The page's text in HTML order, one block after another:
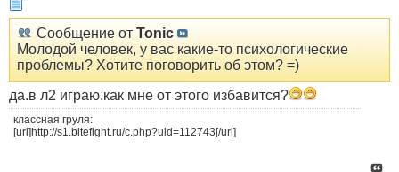
Сообщение от Tonic
Молодой человек, у вас какие-то психологические
проблемы? Хотите поговорить об этом? =)
да.в л2 играю.как мне от этого избавится?
классная груля:
[url]http://s1.bitefight.ru/c.php?uid=112743[/url]